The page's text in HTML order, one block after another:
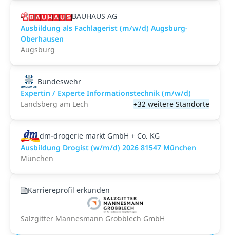
BAUHAUS AG
Ausbildung als Fachlagerist (m/w/d) Augsburg-
Oberhausen
Augsburg
Bundeswehr
Expertin / Experte Informationstechnik (m/w/d)
Landsberg am Lech
+32 weitere Standorte
dm-drogerie markt GmbH + Co. KG
Ausbildung Drogist (w/m/d) 2026 81547 München
München
Karriereprofil erkunden
Salzgitter Mannesmann Grobblech GmbH